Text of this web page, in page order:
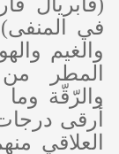
في
والغيم
المطر من
والرّقّة
أرقى
العلاقي